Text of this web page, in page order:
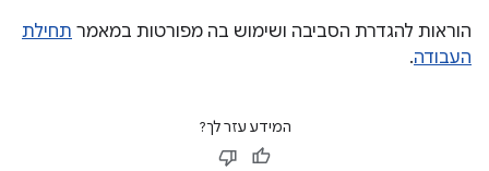
הוראות להגדרת הסביבה ושימוש בה מפורטות במאמר תחילת
העבודה.
המידע עזר לך?